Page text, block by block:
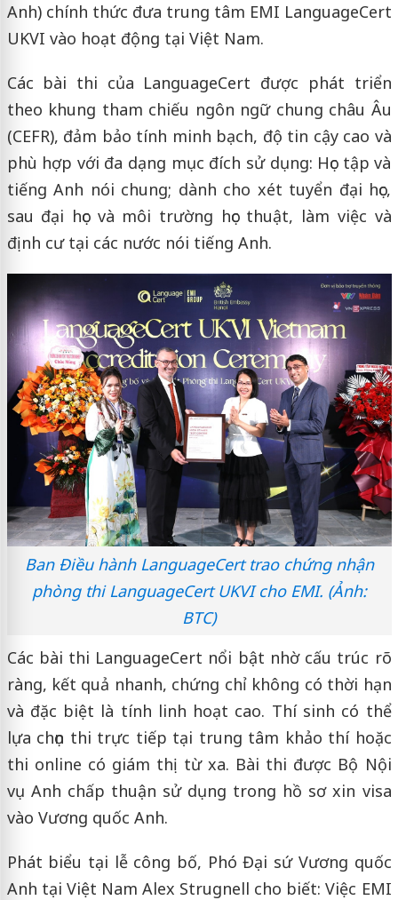
Anh) chính thức đưa trung tâm EMI LanguageCert
UKVI vào hoạt động tại Việt Nam.
Các bài thi của LanguageCert được phát triển
theo khung tham chiếu ngôn ngữ chung châu Âu
(CEFR), đảm bảo tính minh bạch, độ tin cậy cao và
phù hợp với đa dạng mục đích sử dụng: Học tập và
tiếng Anh nói chung; dành cho xét tuyển đại học,
sau đại học và môi trường học thuật, làm việc và
định cư tại các nước nói tiếng Anh.
Ban Điều hành LanguageCert trao chứng nhận
phòng thi LanguageCert UKVI cho EMI. (Ảnh:
BTC)
Các bài thi LanguageCert nổi bật nhờ cấu trúc rõ
ràng, kết quả nhanh, chứng chỉ không có thời hạn
và đặc biệt là tính linh hoạt cao. Thí sinh có thể
lựa chọn thi trực tiếp tại trung tâm khảo thí hoặc
thi online có giám thị từ xa. Bài thi được Bộ Nội
vụ Anh chấp thuận sử dụng trong hồ sơ xin visa
vào Vương quốc Anh.
Phát biểu tại lễ công bố, Phó Đại sứ Vương quốc
Anh tại Việt Nam Alex Strugnell cho biết: Việc EMI